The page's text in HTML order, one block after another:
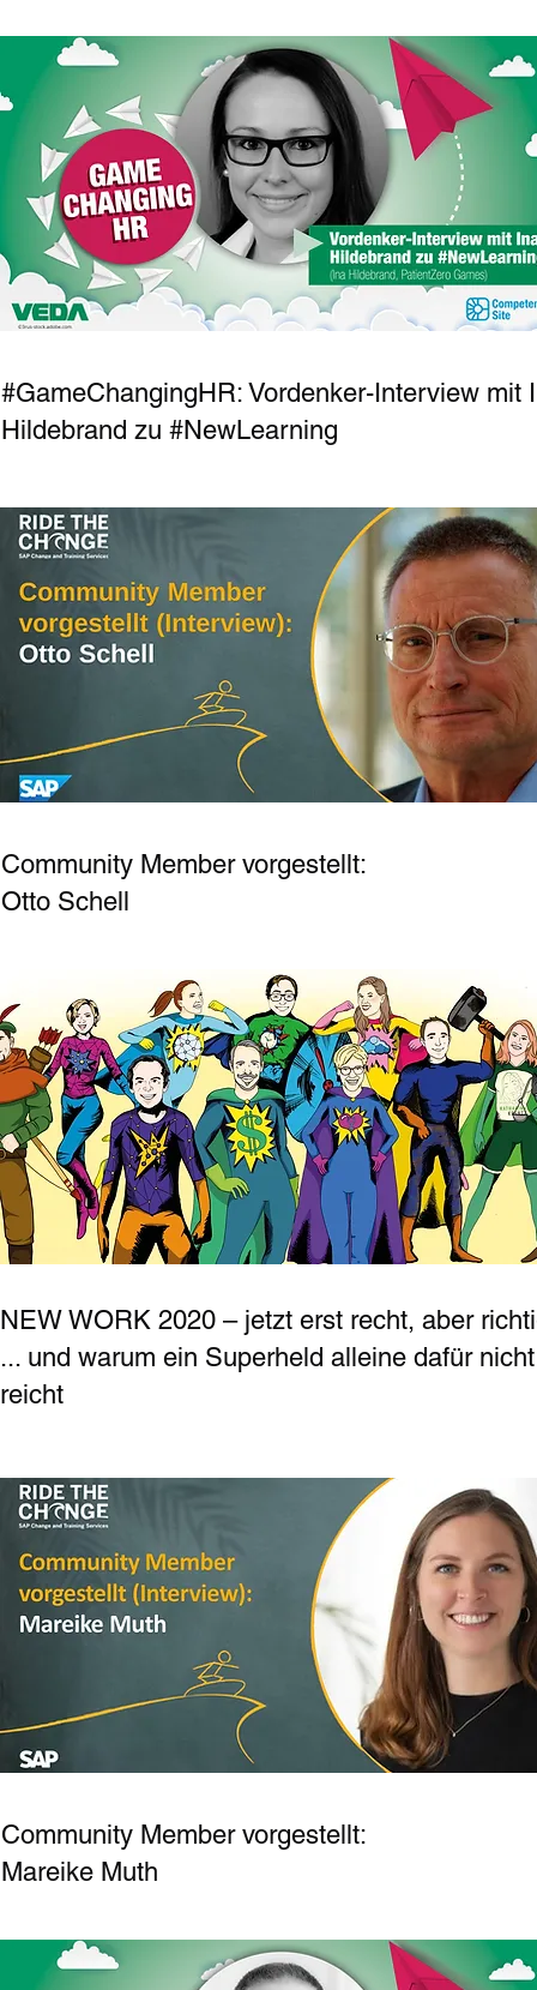
#GameChangingHR: Vordenker-Interview mit
Hildebrand zu #NewLearning
Community Member vorgestellt:
Otto Schell
NEW WORK 2020 – jetzt erst recht, aber
... und warum ein Superheld alleine dafür nicht
reicht
Community Member vorgestellt:
Mareike Muth